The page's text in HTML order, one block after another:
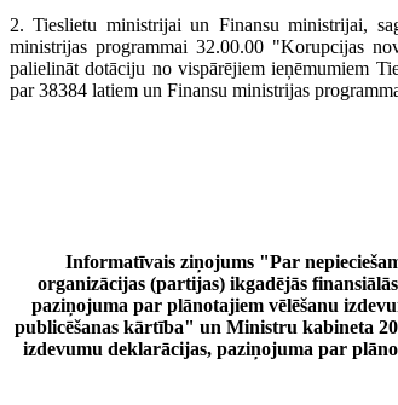
2. Tieslietu ministrijai un Finansu ministrijai,
ministrijas programmai 32.00.00 "Korupcijas
palielināt dotāciju no vispārējiem ieņēmumiem
par 38384 latiem un Finansu ministrijas
Informatīvais ziņojums "Par
organizācijas (partijas) ikgadējās
paziņojuma par plānotajiem vēlēšanu
publicēšanas kārtība" un Ministru kabineta
izdevumu deklarācijas, paziņojuma par